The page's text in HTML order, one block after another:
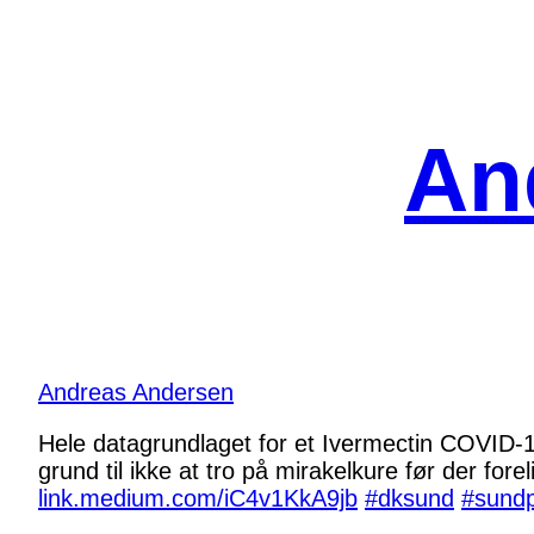
Andreas Andersen
Hele datagrundlaget for et Ivermectin
grund til ikke at tro på mirakelkure før der
link.medium.com/iC4v1KkA9jb #dksund